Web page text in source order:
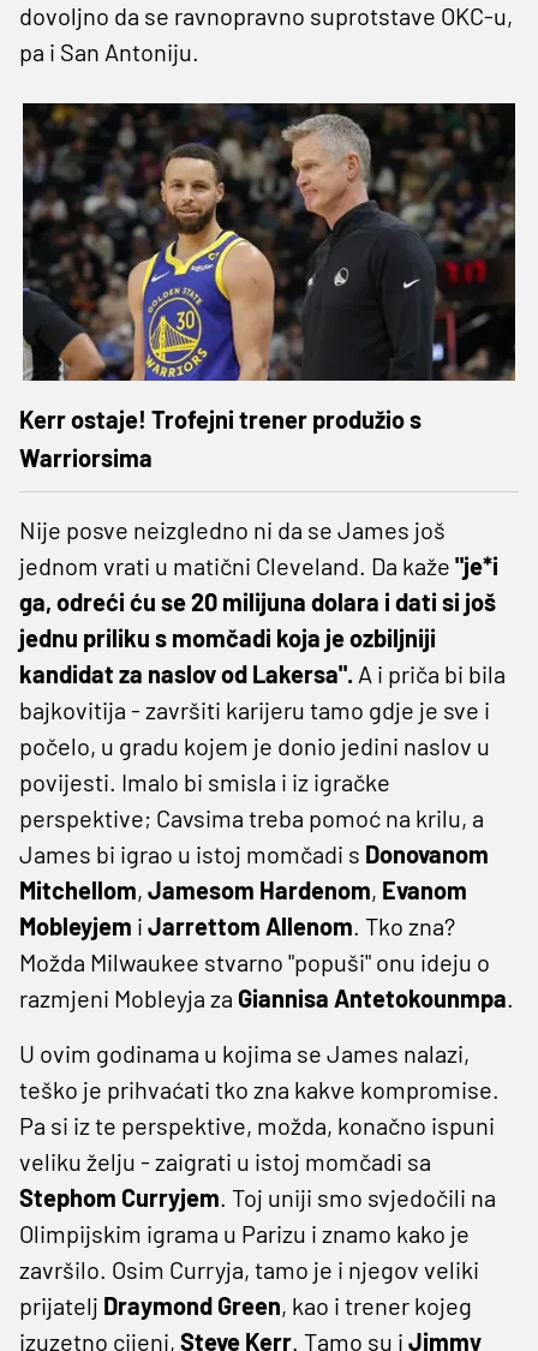
dovoljno da se ravnopravno suprotstave OKC-u,
pa i San Antoniju.
Kerr ostaje! Trofejni trener produžio s
Warriorsima
Nije posve neizgledno ni da se James još
jednom vrati u matični Cleveland. Da kaže "je*i
ga, odreći ću se 20 milijuna dolara i dati si još
jednu priliku s momčadi koja je ozbiljniji
kandidat za naslov od Lakersa". A i priča bi bila
bajkovitija - završiti karijeru tamo gdje je sve i
počelo, u gradu kojem je donio jedini naslov u
povijesti. Imalo bi smisla i iz igračke
perspektive; Cavsima treba pomoć na krilu, a
James bi igrao u istoj momčadi s Donovanom
Mitchellom, Jamesom Hardenom, Evanom
Mobleyjem i Jarrettom Allenom. Tko zna?
Možda Milwaukee stvarno "popuši" onu ideju o
razmjeni Mobleyja za Giannisa Antetokounmpa.
U ovim godinama u kojima se James nalazi,
teško je prihvaćati tko zna kakve kompromise.
Pa si iz te perspektive, možda, konačno ispuni
veliku želju - zaigrati u istoj momčadi sa
Stephom Curryjem. Toj uniji smo svjedočili na
Olimpijskim igrama u Parizu i znamo kako je
završilo. Osim Curryja, tamo je i njegov veliki
prijatelj Draymond Green, kao i trener kojeg
izuzetno cijeni, Steve Kerr. Tamo su i Jimmy